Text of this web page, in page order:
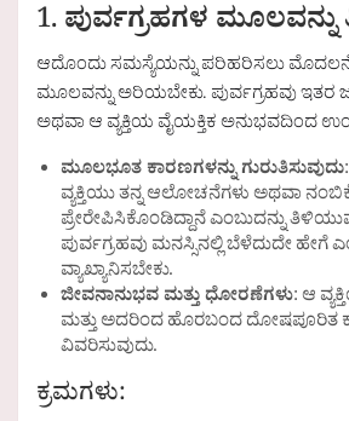
1.ಪುರ್ವಗ್ರಹಗಳ
ಆದೊಂದು ಸಮಸ್ಯೆಯನ್ನು ಪರಿಹರಿಸಲು
ಮೂಲವನ್ನು ಅರಿಯಬೇಕು. ಪುರ್ವಗ್ರಹವು
ಅಥವಾ ಆ ವ್ಯಕ್ತಿಯ ವೈಯಕ್ತಿಕ ಅನುಭವದಿಂದ
ಮೂಲಭೂತ ಕಾರಣಗಳನ್ನು ಗುರುತಿಸುವುದು
ವ್ಯಕ್ತಿಯು ತನ್ನ ಆಲೋಚನೆಗಳು ಅಥವಾ
ಪ್ರೇರೇಪಿಸಿಕೊಂಡಿದ್ದಾನೆ ಎಂಬುದನ್ನು
ಪುರ್ವಗ್ರಹವು ಮನಸ್ಸಿನಲ್ಲಿ ಬೆಳೆದುದೇ ಹೇಗೆ
ವ್ಯಾಖ್ಯಾನಿಸಬೇಕು.
ಜೀವನಾನುಭವ ಮತ್ತು ಧೋರಣೆಗಳು: ಆ
ಮತ್ತು ಅದರಿಂದ ಹೊರಬಂದ ದೋಷಪೂರಿತ
ವಿವರಿಸುವುದು.
ಕ್ರಮಗಳು: